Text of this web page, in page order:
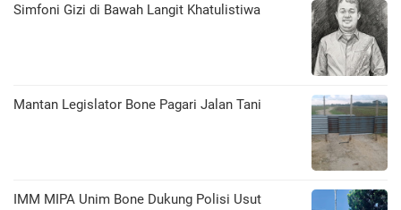
​Simfoni Gizi di Bawah Langit Khatulistiwa
Mantan Legislator Bone Pagari Jalan Tani
IMM MIPA Unim Bone Dukung Polisi Usut